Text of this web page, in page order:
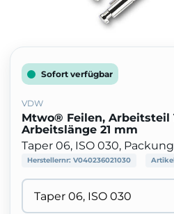
Sofort verfügbar
VDW
Mtwo® Feilen, Arbeitsteil
Arbeitslänge 21 mm
Taper 06, ISO 030,
Herstellernr: V040236021030